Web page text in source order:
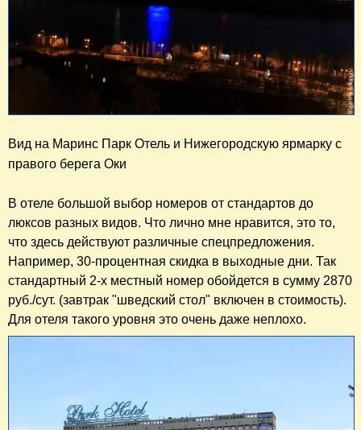
Вид на Маринс Парк Отель и Нижегородскую ярмарку с
правого берега Оки
В отеле большой выбор номеров от стандартов до
люксов разных видов. Что лично мне нравится, это то,
что здесь действуют различные спецпредложения.
Например, 30-процентная скидка в выходные дни. Так
стандартный 2-х местный номер обойдется в сумму 2870
руб./сут. (завтрак "шведский стол" включен в стоимость).
Для отеля такого уровня это очень даже неплохо.